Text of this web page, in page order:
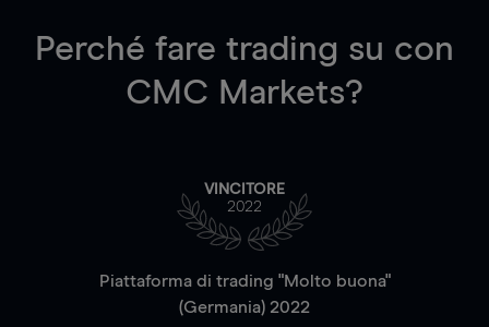
Perché fare trading su con
CMC Markets?
VINCITORE
2022
Piattaforma di trading "Molto buona"
(Germania) 2022